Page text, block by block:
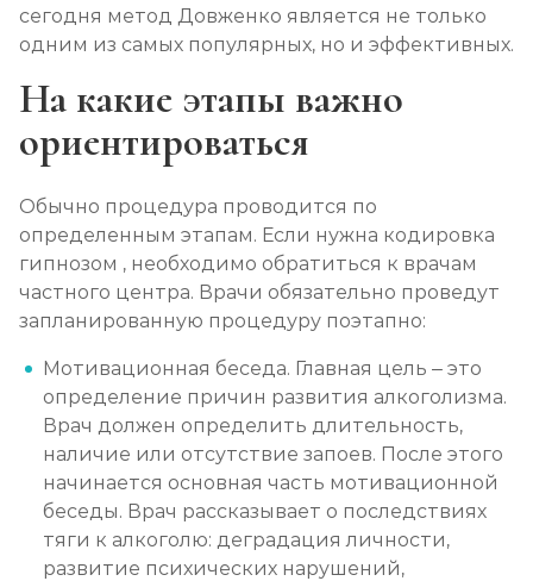
Мотивация на лечение алкоголизма
Лечение алкоголизма на дому
Лечение алкоголизма амбулаторно
Записаться
Лечение пивного алкоголизма
от 2 500 ₽ Записаться
Лечение винного алкоголизма
сегодня метод Довженко является не только
одним из самых популярных, но и эффективных.
На какие этапы важно
ориентироваться
Обычно процедура проводится по
определенным этапам. Если нужна кодировка
гипнозом , необходимо обратиться к врачам
частного центра. Врачи обязательно проведут
запланированную процедуру поэтапно:
Мотивационная беседа. Главная цель – это
определение причин развития алкоголизма.
Врач должен определить длительность,
наличие или отсутствие запоев. После этого
начинается основная часть мотивационной
беседы. Врач рассказывает о последствиях
тяги к алкоголю: деградация личности,
развитие психических нарушений,